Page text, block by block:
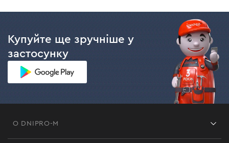
Купуйте ще зручніше у
застосунку
О DNIPRO-M